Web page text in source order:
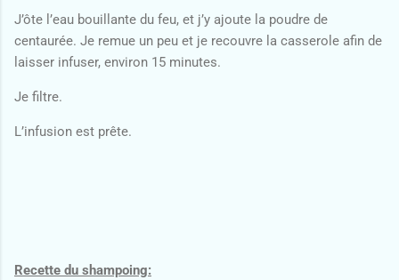
J’ôte l’eau bouillante du feu, et j’y ajoute la poudre de
centaurée. Je remue un peu et je recouvre la casserole afin de
laisser infuser, environ 15 minutes.
Je filtre.
L’infusion est prête.
Recette du shampoing: